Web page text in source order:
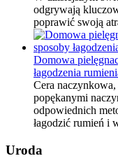
odgrywają
poprawić swoją
Domowa
łagodzenia
Cera
popękanymi
odpowiednich
łagodzić rumień i
Uroda